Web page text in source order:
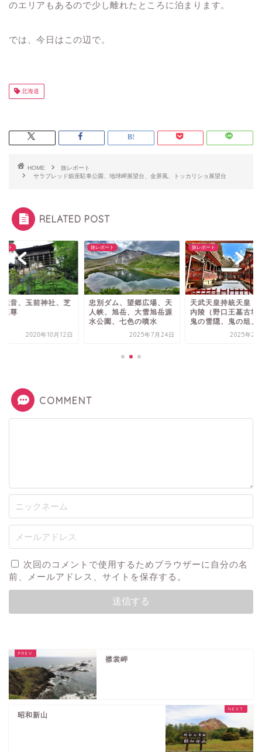
のエリアもあるので少し離れたところに泊まります。
では、今日はこの辺で。
北海道
HOME
旅レポート
サラブレッド銀座駐車公園、地球岬展望台、金屏風、トッカリショ展望台
RELATED POST
ート
ダム、望郷広場、天
、旭岳、大雪旭岳源
2025年7月24日
旅レポート
天武天皇持統天皇 檜隈大
内陵（野口王墓古墳）、
鬼の雪隠、鬼の俎、亀...
2025年2月26日
旅レポート
笠森観音、玉前神社
山仁王尊
2020年10
COMMENT
次回のコメントで使用するためブラウザーに自分の名
前、メールアドレス、サイトを保存する。
襟裳岬
昭和新山